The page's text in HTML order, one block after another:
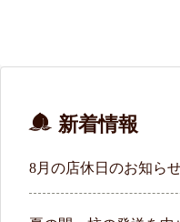
新着情報
8月の店休日のお知ら